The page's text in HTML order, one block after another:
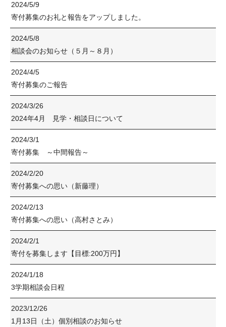
2024/5/9
寄付募集のお礼と報告をアップしました。
2024/5/8
相談会のお知らせ（５月～８月）
2024/4/5
寄付募集のご報告
2024/3/26
2024年4月 見学・相談日について
2024/3/1
寄付募集 ～中間報告～
2024/2/20
寄付募集への思い（新藤理）
2024/2/13
寄付募集への思い（高村さとみ）
2024/2/1
寄付を募集します【目標:200万円】
2024/1/18
3学期相談会日程
2023/12/26
1月13日（土）個別相談のお知らせ